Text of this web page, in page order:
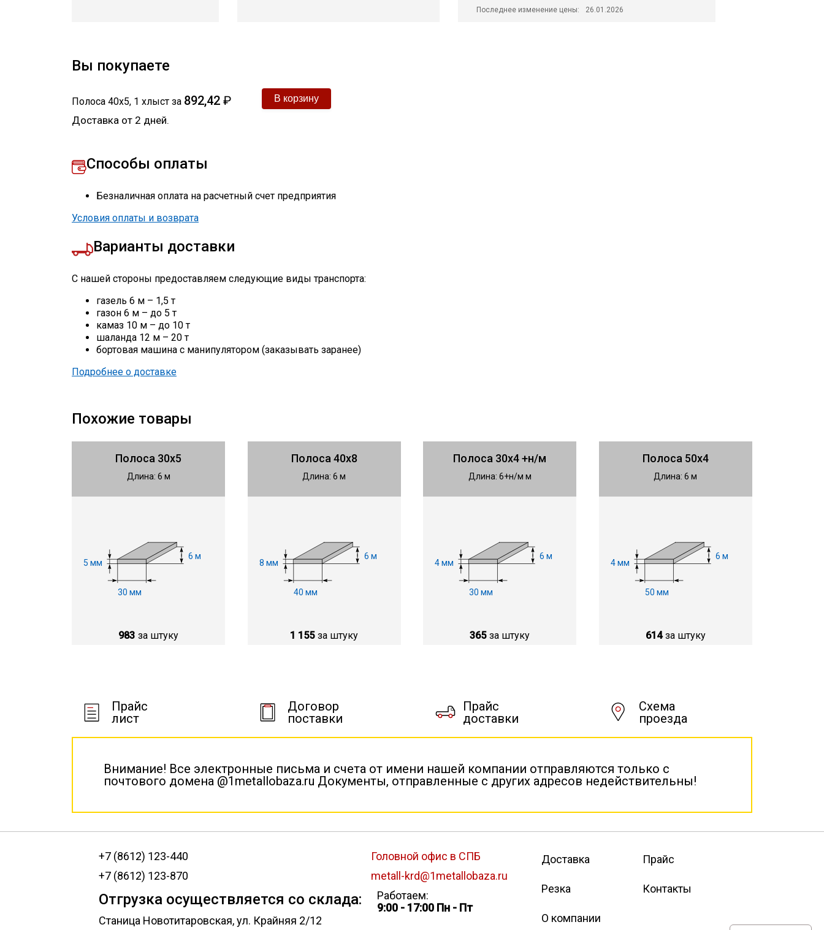
Последнее изменение цены: 26.01.2026
Вы покупаете
Полоса 40х5, 1 хлыст за 892,42 ₽
Доставка от 2 дней.
Способы оплаты
Безналичная оплата на расчетный счет предприятия
Условия оплаты и возврата
Варианты доставки
С нашей стороны предоставляем следующие виды транспорта:
газель 6 м – 1,5 т
газон 6 м – до 5 т
камаз 10 м – до 10 т
шаланда 12 м – 20 т
бортовая машина с манипулятором (заказывать заранее)
Подробнее о доставке
Похожие товары
Полоса 30х5
Длина: 6 м
5 мм
6 м
30 мм
983 за штуку
Полоса 40х8
Длина: 6 м
8 мм
6 м
40 мм
1 155 за штуку
Полоса 30х4 +н/м
Длина: 6+н/м м
4 мм
6 м
30 мм
365 за штуку
Полоса 50х4
Длина: 6 м
4 мм
6 м
50 мм
614 за штуку
Прайс
лист
Договор
поставки
Прайс
доставки
Схема
проезда
Внимание! Все электронные письма и счета от имени нашей компании отправляются только с
почтового домена @1metallobaza.ru Документы, отправленные с других адресов недействительны!
+7 (8612) 123-440
+7 (8612) 123-870
Отгрузка осуществляется со склада:
Станица Новотитаровская, ул. Крайняя 2/12
Головной офис в СПБ
metall-krd@1metallobaza.ru
Работаем:
9:00 - 17:00 Пн - Пт
Доставка Прайс
Резка Контакты
О компании